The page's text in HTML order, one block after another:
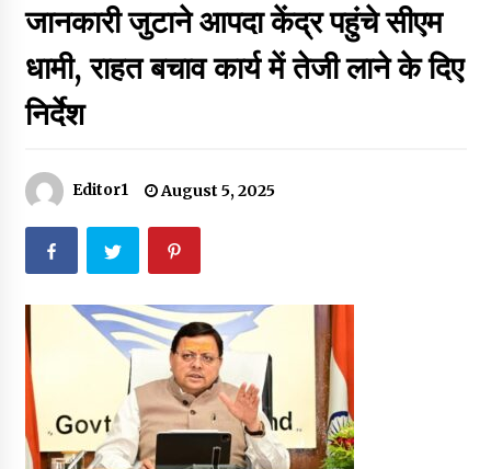
Thought Of The Day 6 September
September 6, 2023
Thought Of The Day 17 May
May 17, 2022
Thought Of The Day 16 May
May 16, 2022
Thought Of The Day 14 May
May 14, 2022
जानकारी जुटाने आपदा केंद्र पहुंचे सीएम
धामी, राहत बचाव कार्य में तेजी लाने के दिए
निर्देश
Editor1 August 5, 2025